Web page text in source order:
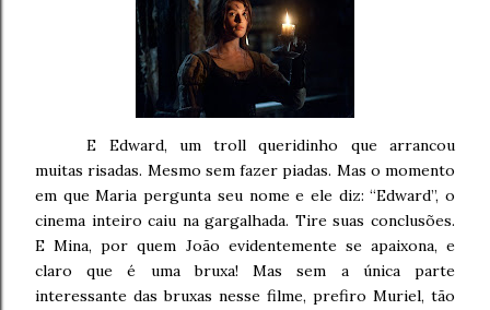
E Edward, um troll queridinho que arrancou
muitas risadas. Mesmo sem fazer piadas. Mas o momento
em que Maria pergunta seu nome e ele diz: “Edward”, o
cinema inteiro caiu na gargalhada. Tire suas conclusões.
E Mina, por quem João evidentemente se apaixona, e
claro que é uma bruxa! Mas sem a única parte
interessante das bruxas nesse filme, prefiro Muriel, tão